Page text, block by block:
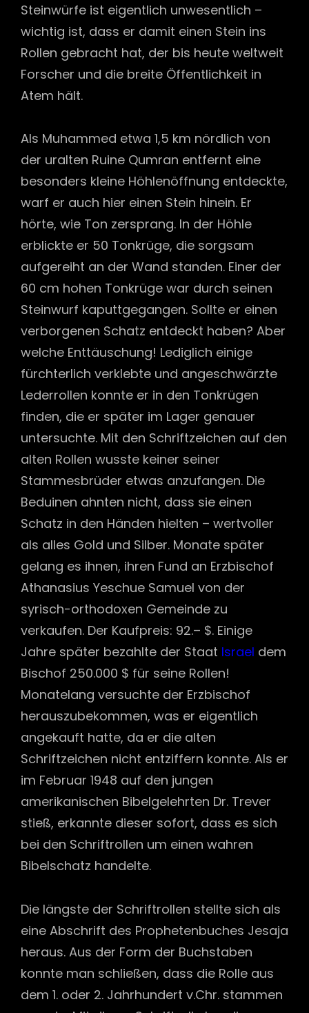
Steinwürfe ist eigentlich unwesentlich –
wichtig ist, dass er damit einen Stein ins
Rollen gebracht hat, der bis heute weltweit
Forscher und die breite Öffentlichkeit in
Atem hält.
Als Muhammed etwa 1,5 km nördlich von
der uralten Ruine Qumran entfernt eine
besonders kleine Höhlenöffnung entdeckte,
warf er auch hier einen Stein hinein. Er
hörte, wie Ton zersprang. In der Höhle
erblickte er 50 Tonkrüge, die sorgsam
aufgereiht an der Wand standen. Einer der
60 cm hohen Tonkrüge war durch seinen
Steinwurf kaputtgegangen. Sollte er einen
verborgenen Schatz entdeckt haben? Aber
welche Enttäuschung! Lediglich einige
fürchterlich verklebte und angeschwärzte
Lederrollen konnte er in den Tonkrügen
finden, die er später im Lager genauer
untersuchte. Mit den Schriftzeichen auf den
alten Rollen wusste keiner seiner
Stammesbrüder etwas anzufangen. Die
Beduinen ahnten nicht, dass sie einen
Schatz in den Händen hielten – wertvoller
als alles Gold und Silber. Monate später
gelang es ihnen, ihren Fund an Erzbischof
Athanasius Yeschue Samuel von der
syrisch-orthodoxen Gemeinde zu
verkaufen. Der Kaufpreis: 92.– $. Einige
Jahre später bezahlte der Staat Israel dem
Bischof 250.000 $ für seine Rollen!
Monatelang versuchte der Erzbischof
herauszubekommen, was er eigentlich
angekauft hatte, da er die alten
Schriftzeichen nicht entziffern konnte. Als er
im Februar 1948 auf den jungen
amerikanischen Bibelgelehrten Dr. Trever
stieß, erkannte dieser sofort, dass es sich
bei den Schriftrollen um einen wahren
Bibelschatz handelte.
Die längste der Schriftrollen stellte sich als
eine Abschrift des Prophetenbuches Jesaja
heraus. Aus der Form der Buchstaben
konnte man schließen, dass die Rolle aus
dem 1. oder 2. Jahrhundert v.Chr. stammen